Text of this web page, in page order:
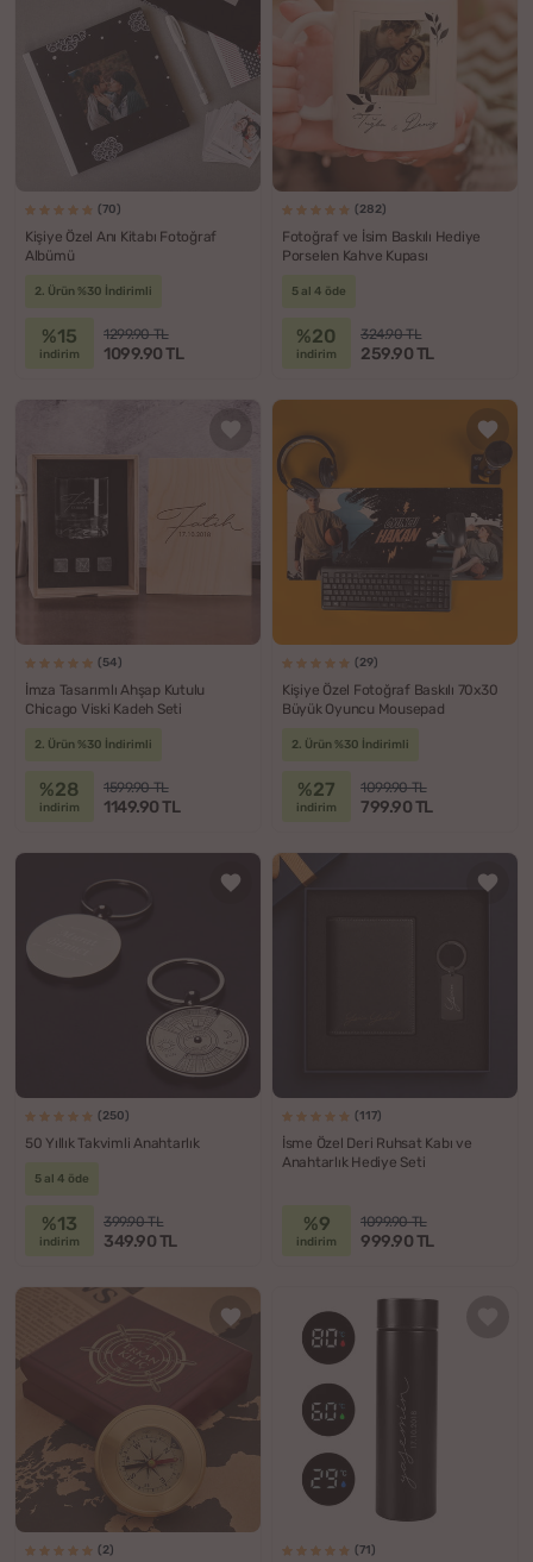
(70)
Kişiye Özel Anı Kitabı Fotoğraf
Albümü
2. Ürün %30 İndirimli
%15
indirim
1299.90 TL
1099.90 TL
(282)
Fotoğraf ve İsim Baskılı Hediye
Porselen Kahve Kupası
5 al 4 öde
%20
indirim
324.90 TL
259.90 TL
(54)
İmza Tasarımlı Ahşap Kutulu
Chicago Viski Kadeh Seti
2. Ürün %30 İndirimli
%28
indirim
1599.90 TL
1149.90 TL
(29)
Kişiye Özel Fotoğraf Baskılı 70x30
Büyük Oyuncu Mousepad
2. Ürün %30 İndirimli
%27
indirim
1099.90 TL
799.90 TL
(250)
50 Yıllık Takvimli Anahtarlık
5 al 4 öde
%13
indirim
399.90 TL
349.90 TL
(117)
İsme Özel Deri Ruhsat Kabı ve
Anahtarlık Hediye Seti
%9
indirim
1099.90 TL
999.90 TL
(2) (71)